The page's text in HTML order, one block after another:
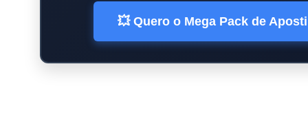
💥 Quero o Mega Pack de